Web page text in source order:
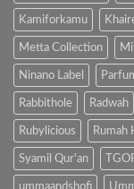
Kamiforkamu
Metta Collection
Ninano Label
Rabbithole Radwah
Rubylicious Rumah
Syamil Qur'an
ummaandshofi